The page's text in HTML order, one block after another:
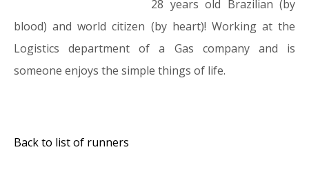
28 years old Brazilian (by
blood) and world citizen (by heart)! Working at the
Logistics department of a Gas company and is
someone enjoys the simple things of life.
Back to list of runners